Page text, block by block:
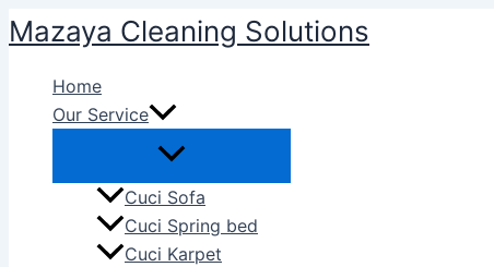
to
Mazaya Cleaning Solutions
Home
Our Service
Cuci Sofa
Cuci Spring bed
Cuci Karpet